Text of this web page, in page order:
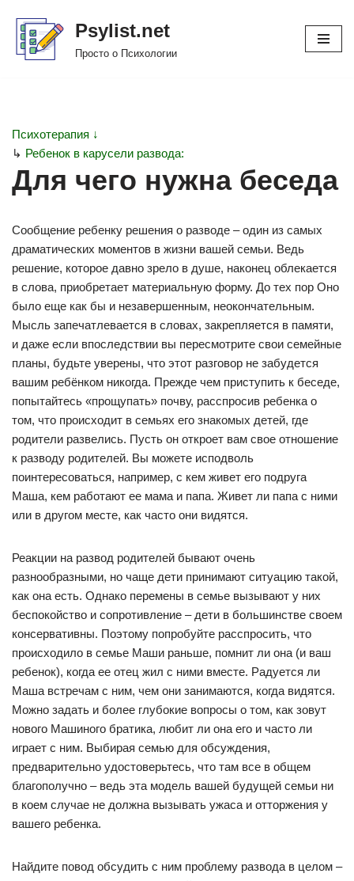
Перейти
Psylist.net
Просто о Психологии
Психотерапия ↓
↳ Ребенок в карусели развода:
Для чего нужна беседа
Сообщение ребенку решения о разводе – один из самых
драматических моментов в жизни вашей семьи. Ведь
решение, которое давно зрело в душе, наконец облекается
в слова, приобретает материальную форму. До тех пор Оно
было еще как бы и незавершенным, неокончательным.
Мысль запечатлевается в словах, закрепляется в памяти,
и даже если впоследствии вы пересмотрите свои семейные
планы, будьте уверены, что этот разговор не забудется
вашим ребёнком никогда. Прежде чем приступить к беседе,
попытайтесь «прощупать» почву, расспросив ребенка о
том, что происходит в семьях его знакомых детей, где
родители развелись. Пусть он откроет вам свое отношение
к разводу родителей. Вы можете исподволь
поинтересоваться, например, с кем живет его подруга
Маша, кем работают ее мама и папа. Живет ли папа с ними
или в другом месте, как часто они видятся.
Реакции на развод родителей бывают очень
разнообразными, но чаще дети принимают ситуацию такой,
как она есть. Однако перемены в семье вызывают у них
беспокойство и сопротивление – дети в большинстве своем
консервативны. Поэтому попробуйте расспросить, что
происходило в семье Маши раньше, помнит ли она (и ваш
ребенок), когда ее отец жил с ними вместе. Радуется ли
Маша встречам с ним, чем они занимаются, когда видятся.
Можно задать и более глубокие вопросы о том, как зовут
нового Машиного братика, любит ли она его и часто ли
играет с ним. Выбирая семью для обсуждения,
предварительно удостоверьтесь, что там все в общем
благополучно – ведь эта модель вашей будущей семьи ни
в коем случае не должна вызывать ужаса и отторжения у
вашего ребенка.
Найдите повод обсудить с ним проблему развода в целом –